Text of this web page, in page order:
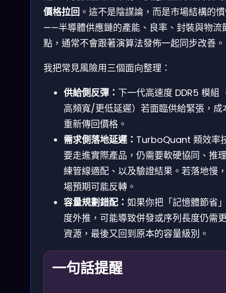
價格拉回 。這不是陰謀論，而是市場結構的
——半導體供應鏈的產能、良率、封裝與物流
點，通常不會跟著演算法發佈一起同步改善。
我把常見風險用三個面向整理：
供給側反彈： 下一代高速度 DDR5 模組
高頻寬/更低延遲）若面臨供給緊張，成
重新傳回價格。
需求側落地延遲： TurboQuant 類效率
要走進實際產品，仍需要軟硬協同、推
練管線適配、以及驗證結果。若落地慢
場預期可能反轉。
容量規劃錯配： 如果你把「記憶體節省
度外推，可能導致併發或序列長度仍需
資源，最後又回到原本的容量級別。
一句話提醒